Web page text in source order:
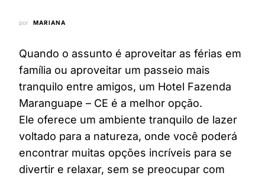
por MARIANA
Quando o assunto é aproveitar as férias em
família ou aproveitar um passeio mais
tranquilo entre amigos, um Hotel Fazenda
Maranguape – CE é a melhor opção.
Ele oferece um ambiente tranquilo de lazer
voltado para a natureza, onde você poderá
encontrar muitas opções incríveis para se
divertir e relaxar, sem se preocupar com